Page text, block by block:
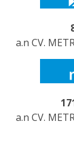
a.n CV.
a.n CV.